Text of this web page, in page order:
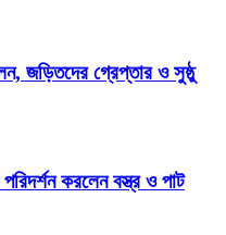
জড়িতদের গ্রেপ্তার ও সুষ্ঠু
করলেন বস্ত্র ও পাট